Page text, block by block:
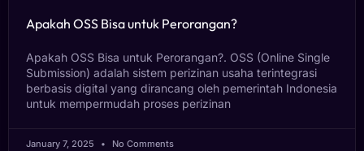
Apakah OSS Bisa untuk Perorangan?
Apakah OSS Bisa untuk Perorangan?. OSS (Online Single
Submission) adalah sistem perizinan usaha terintegrasi
berbasis digital yang dirancang oleh pemerintah Indonesia
untuk mempermudah proses perizinan
January 7, 2025 No Comments